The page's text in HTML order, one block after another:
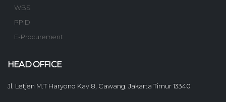
WBS
PPID
E-Procurement
HEAD OFFICE
Jl. Letjen M.T Haryono Kav 8, Cawang. Jakarta Timur 13340